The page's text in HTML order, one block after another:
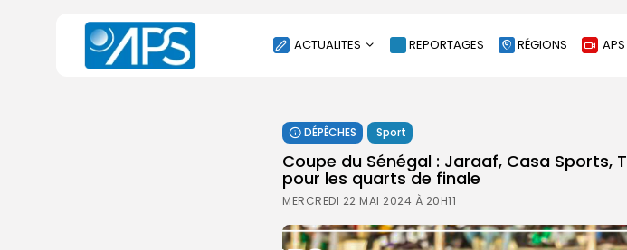
ACTUALITES
SOCIÉTÉ
ÉCONOMIE
CULTURE
REPORTAGES RÉGIONS
DÉPÊCHES Sport
Coupe du Sénégal : Jaraaf, Casa Sports,
pour les quarts de finale
MERCREDI 22 MAI 2024 À 20H11